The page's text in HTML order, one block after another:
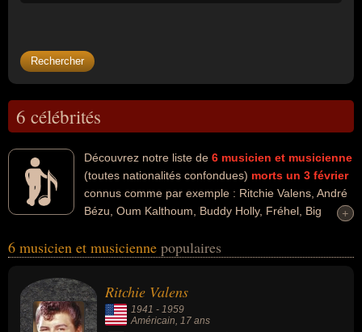
6 célébrités
Découvrez notre liste de 6 musicien et musicienne
(toutes nationalités confondues) morts un 3 février
connus comme par exemple : Ritchie Valens, André
Bézu, Oum Kalthoum, Buddy Holly, Fréhel, Big
domaines de l'art, de la musique ou people. Ces célébrités peuvent
ou guitariste de rock. En ce qui concerne leurs nationalités au
moment de leurs morts, ils peuvent avoir été américain, francais ou
égyptien par exemple.
+
+
6 musicien et musicienne populaires
Ritchie Valens
1941 - 1959
Américain, 17 ans